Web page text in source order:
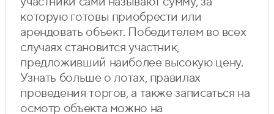
которую готовы приобрести или
арендовать объект. Победителем во всех
случаях становится участник,
предложивший наиболее высокую цену.
Узнать больше о лотах, правилах
проведения торгов, а также записаться на
осмотр объекта можно на